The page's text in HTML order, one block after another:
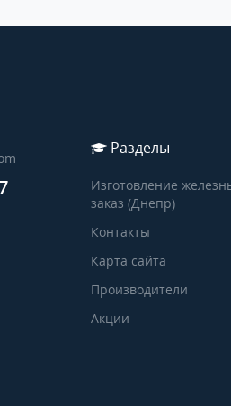
Разделы
Изготовление
заказ (Днепр)
Контакты
Карта сайта
Производители
Акции